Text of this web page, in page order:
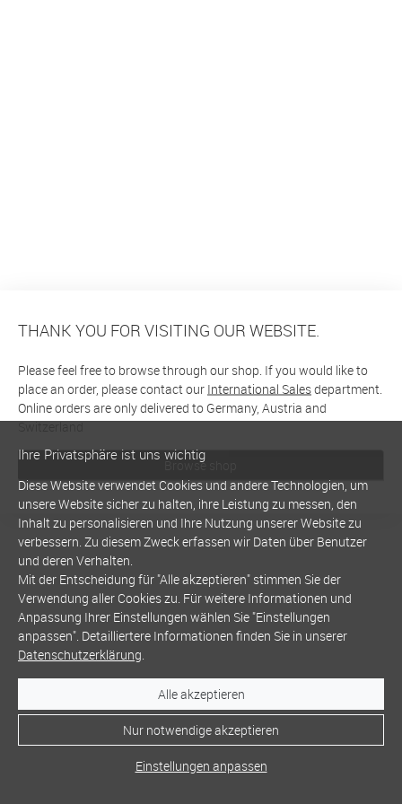
THANK YOU FOR VISITING OUR WEBSITE.
Please feel free to browse through our shop. If you would like to
place an order, please contact our International Salesdepartment.
Online orders are only delivered to Germany, Austria and
Switzerland
Browse shop
Ihre Privatsphäre ist uns wichtig
Diese Website verwendet Cookies und andere Technologien, um
unsere Website sicher zu halten, ihre Leistung zu messen, den
Inhalt zu personalisieren und Ihre Nutzung unserer Website zu
verbessern. Zu diesem Zweck erfassen wir Daten über Benutzer
und deren Verhalten.
Mit der Entscheidung für "Alle akzeptieren" stimmen Sie der
Verwendung aller Cookies zu. Für weitere Informationen und
Anpassung Ihrer Einstellungen wählen Sie "Einstellungen
anpassen". Detailliertere Informationen finden Sie in unserer
Datenschutzerklärung.
Alle akzeptieren
Nur notwendige akzeptieren
Einstellungen anpassen